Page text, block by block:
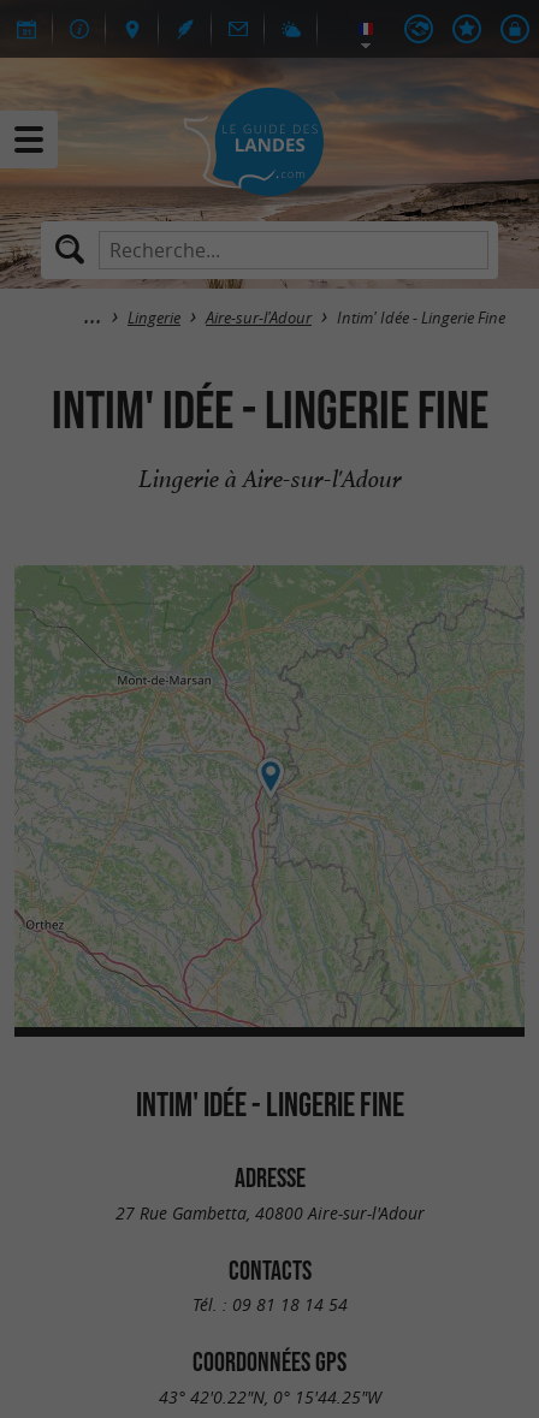
Lingerie Aire-sur-l'Adour Intim' Idée - Lingerie Fine
Intim' Idée - Lingerie Fine
Lingerie à Aire-sur-l'Adour
INTIM' IDÉE - LINGERIE FINE
ADRESSE
27 Rue Gambetta, 40800 Aire-sur-l'Adour
CONTACTS
Tél. : 09 81 18 14 54
COORDONNÉES GPS
43° 42'0.22"N, 0° 15'44.25"W